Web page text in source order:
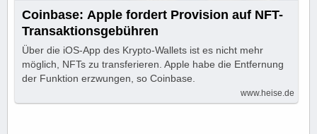
Coinbase: Apple fordert Provision auf NFT-
Transaktionsgebühren
Über die iOS-App des Krypto-Wallets ist es nicht mehr
möglich, NFTs zu transferieren. Apple habe die Entfernung
der Funktion erzwungen, so Coinbase.
www.heise.de